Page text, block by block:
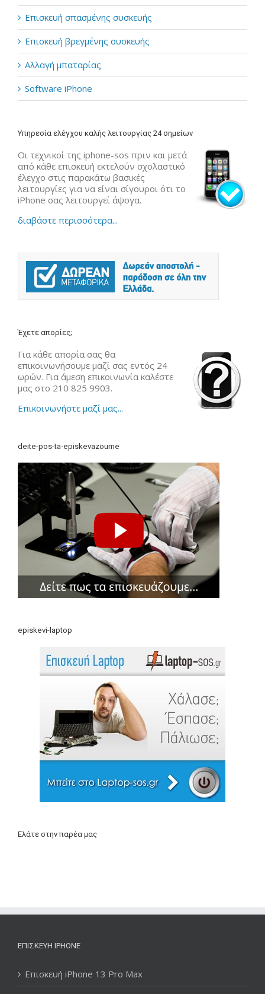
Επισκευή σπασμένης συσκευής
Επισκευή βρεγμένης συσκευής
Αλλαγή μπαταρίας
Software iPhone
Υπηρεσία ελέγχου καλής λειτουργίας 24 σημείων
Οι τεχνικοί της iphone-sos πριν και μετά
από κάθε επισκευή εκτελούν σχολαστικό
έλεγχο στις παρακάτω βασικές
λειτουργίες για να είναι σίγουροι ότι το
iPhone σας λειτουργεί άψογα.
διαβάστε περισσότερα...
Έχετε απορίες;
Για κάθε απορία σας θα
επικοινωνήσουμε μαζί σας εντός 24
ωρών. Για άμεση επικοινωνία καλέστε
μας στο 210 825 9903.
Επικοινωνήστε μαζί μας...
deite-pos-ta-episkevazoume
episkevi-laptop
Ελάτε στην παρέα μας
ΕΠΙΣΚΕΥΉ IPHONE
Επισκευή iPhone 13 Pro Max